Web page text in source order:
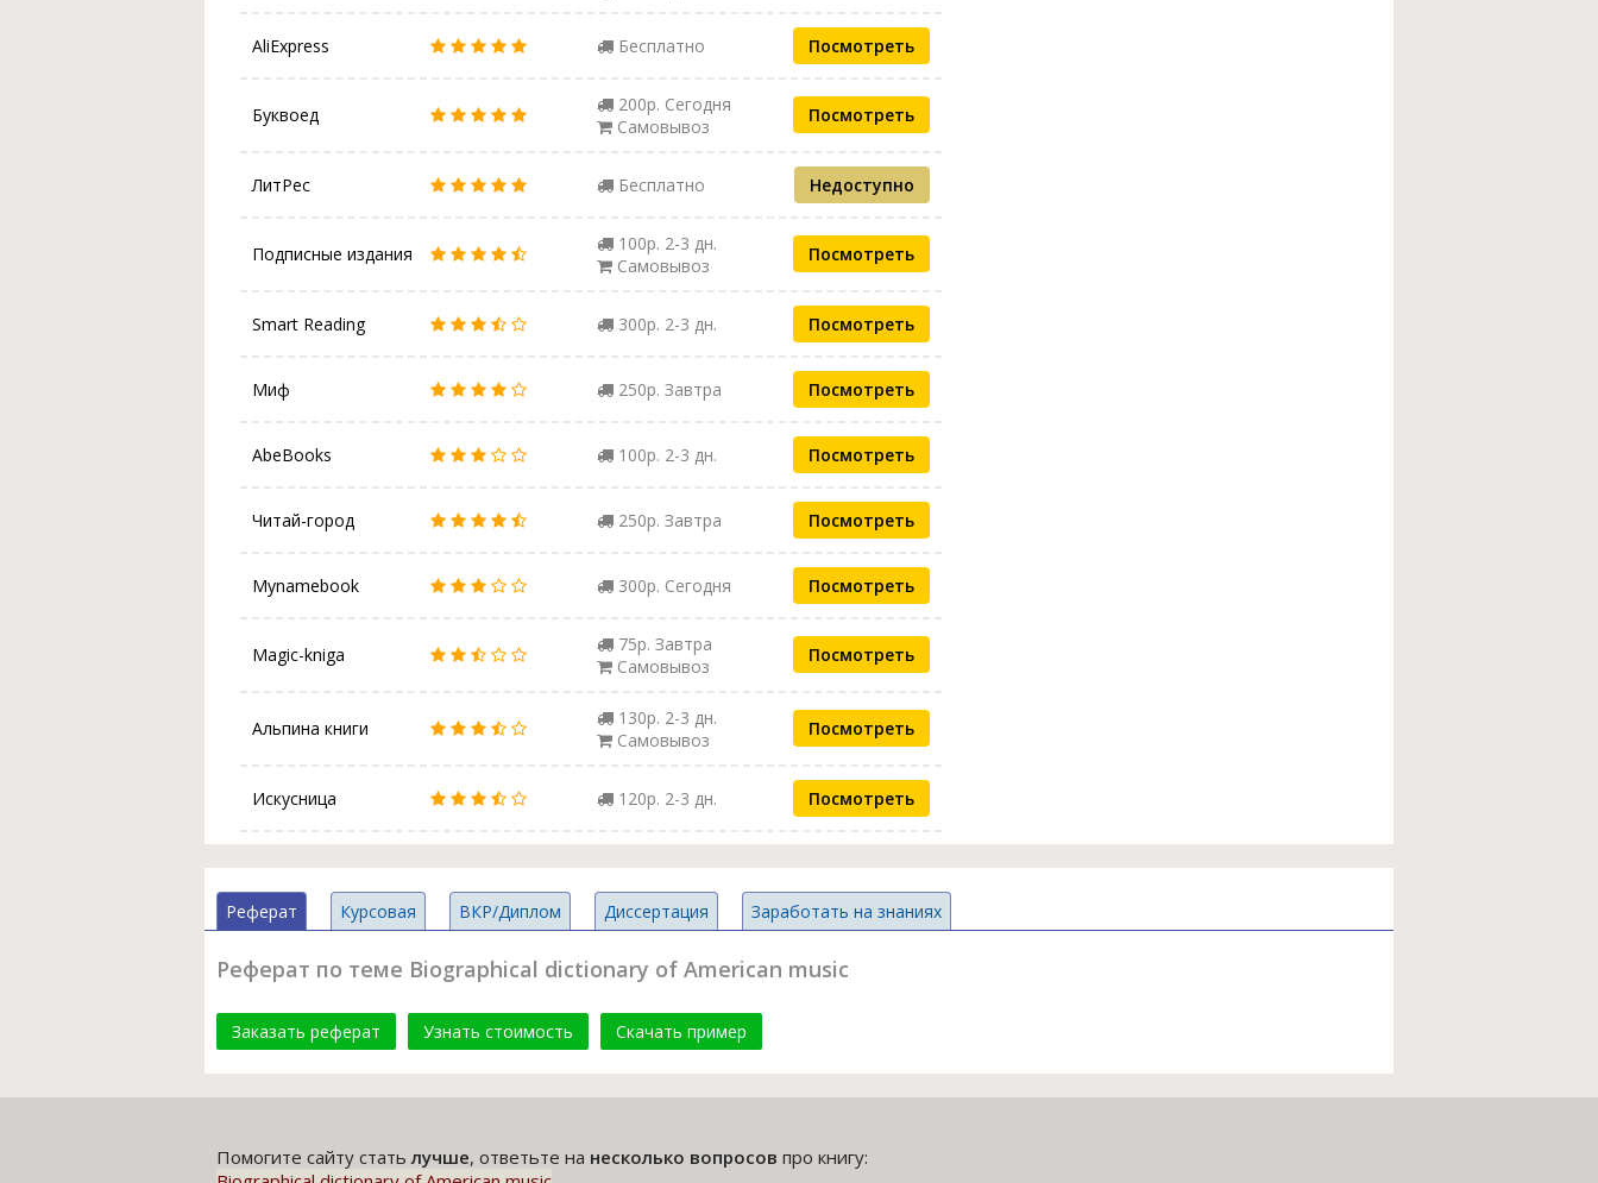
AliExpress Бесплатно Посмотреть
Буквоед
200р. Сегодня
Самовывоз
Посмотреть
ЛитРес Бесплатно Недоступно
Подписные издания
100р. 2-3 дн.
Самовывоз
Посмотреть
Smart Reading 300р. 2-3 дн. Посмотреть
Миф 250р. Завтра Посмотреть
AbeBooks 100р. 2-3 дн. Посмотреть
Читай-город 250р. Завтра Посмотреть
Mynamebook 300р. Сегодня Посмотреть
Magic-kniga
75р. Завтра
Самовывоз
Посмотреть
Альпина книги
130р. 2-3 дн.
Самовывоз
Посмотреть
Искусница 120р. 2-3 дн. Посмотреть
Реферат Курсовая ВКР/Диплом Диссертация Заработать на знаниях
Реферат по теме Biographical dictionary of American music
Заказать реферат Узнать стоимость Скачать пример
Помогите сайту статьлучше, ответьте на несколько вопросов про книгу: